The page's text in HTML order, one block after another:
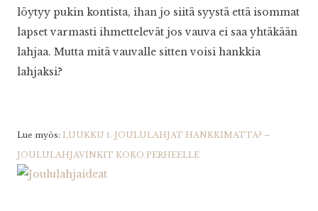
löytyy pukin kontista, ihan jo siitä syystä että isommat
lapset varmasti ihmettelevät jos vauva ei saa yhtäkään
lahjaa. Mutta mitä vauvalle sitten voisi hankkia
lahjaksi?
Lue myös: LUUKKU 1. JOULULAHJAT HANKKIMATTA? –
JOULULAHJAVINKIT KOKO PERHEELLE